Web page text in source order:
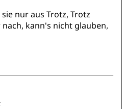
nur aus Trotz, Trotz
kann's nicht glauben,